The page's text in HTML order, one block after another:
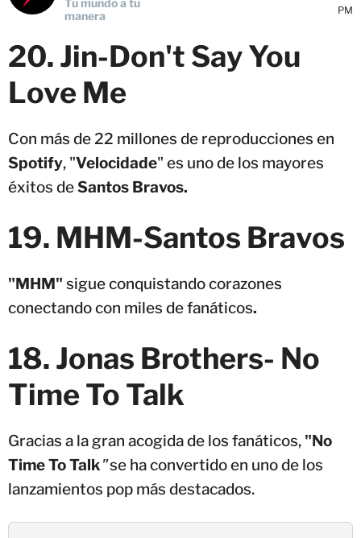
Tu mundo a tu
manera
PM
20. Jin-Don't Say You
Love Me
Con más de 22 millones de reproducciones en
Spotify, "Velocidade" es uno de los mayores
éxitos deSantos Bravos.
19. MHM-Santos Bravos
"MHM" sigue conquistando corazones
conectando con miles de fanáticos.
18. Jonas Brothers- No
Time To Talk
Gracias a la gran acogida de los fanáticos, "No
Time To Talk"se ha convertido en uno de los
lanzamientos pop más destacados.